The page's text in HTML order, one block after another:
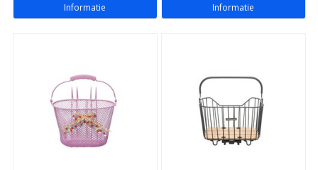
Informatie Informatie